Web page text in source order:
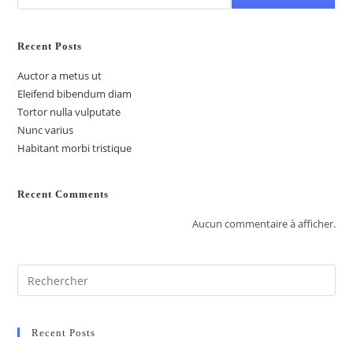
Recent Posts
Auctor a metus ut
Eleifend bibendum diam
Tortor nulla vulputate
Nunc varius
Habitant morbi tristique
Recent Comments
Aucun commentaire à afficher.
Recent Posts